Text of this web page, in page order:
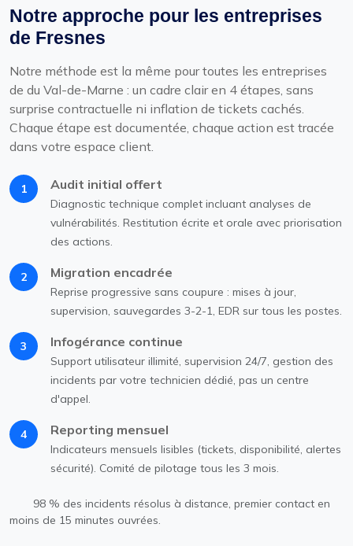
Notre approche pour les entreprises
de Fresnes
Notre méthode est la même pour toutes les entreprises
de du Val-de-Marne : un cadre clair en 4 étapes, sans
surprise contractuelle ni inflation de tickets cachés.
Chaque étape est documentée, chaque action est tracée
dans votre espace client.
1 Audit initial offert
Diagnostic technique complet incluant analyses de
vulnérabilités. Restitution écrite et orale avec priorisation
des actions.
2 Migration encadrée
Reprise progressive sans coupure : mises à jour,
supervision, sauvegardes 3-2-1, EDR sur tous les postes.
3 Infogérance continue
Support utilisateur illimité, supervision 24/7, gestion des
incidents par votre technicien dédié, pas un centre
d'appel.
4 Reporting mensuel
Indicateurs mensuels lisibles (tickets, disponibilité, alertes
sécurité). Comité de pilotage tous les 3 mois.
98 % des incidents résolus à distance, premier contact en
moins de 15 minutes ouvrées.